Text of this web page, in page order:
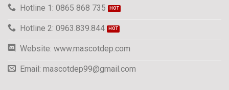
Hotline 1: 0865 868 735
Hotline 2: 0963.839.844
Website: www.mascotdep.com
Email: mascotdep99@gmail.com